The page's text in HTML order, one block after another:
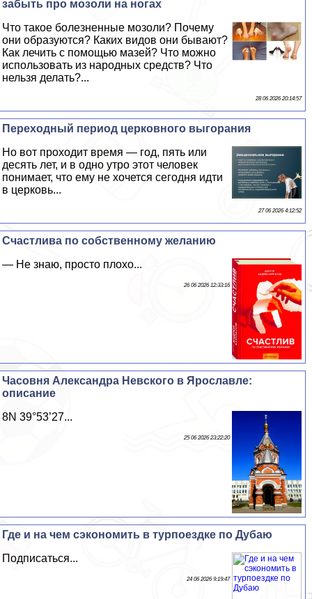
забыть про мозоли на ногах
Что такое болезненные мозоли? Почему
они образуются? Каких видов они бывают?
Как лечить с помощью мазей? Что можно
использовать из народных средств? Что
нельзя делать?...
28 06 2026 20:14:57
Переходный период церковного выгорания
Но вот проходит время — год, пять или
десять лет, и в одно утро этот человек
понимает, что ему не хочется сегодня идти
в церковь...
27 06 2026 4:12:52
Счастлива по собственному желанию
— Не знаю, просто плохо...
26 06 2026 12:33:16
Часовня Александра Невского в Ярославле:
описание
8N 39°53’27...
25 06 2026 23:22:20
Где и на чем сэкономить в турпоездке по Дубаю
Подписаться...
24 06 2026 9:19:47